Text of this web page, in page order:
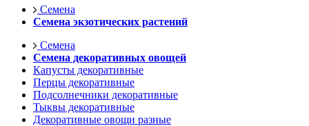
Семена
Семена экзотических растений
Семена
Семена декоративных овощей
Капусты декоративные
Перцы декоративные
Подсолнечники декоративные
Тыквы декоративные
Декоративные овощи разные